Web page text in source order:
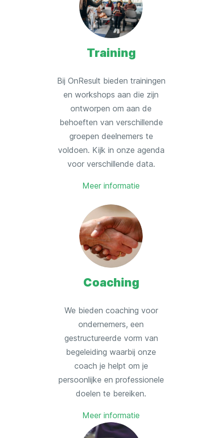
Training
Bij OnResult bieden trainingen
en workshops aan die zijn
ontworpen om aan de
behoeften van verschillende
groepen deelnemers te
voldoen. Kijk in onze agenda
voor verschillende data.
Meer informatie
Coaching
We bieden coaching voor
ondernemers, een
gestructureerde vorm van
begeleiding waarbij onze
coach je helpt om je
persoonlijke en professionele
doelen te bereiken.
Meer informatie